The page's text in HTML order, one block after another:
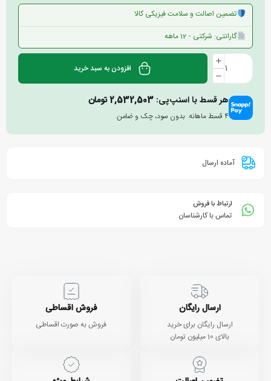
تضمین اصالت و سلامت فیزیکی کالا
گارانتی: شرکتی - 12 ماهه
افزودن به سبد خرید
هر قسط با اسنپ‌پی: 2,532,503تومان
۴ قسط ماهانه. بدون سود، چک و ضامن.
آماده ارسال
ارتباط با فروش
تماس با کارشناسان
ارسال رایگان
ارسال رایگان برای خرید
بالای 10 میلیون تومان
فروش اقساطی
فروش به صورت اقساطی